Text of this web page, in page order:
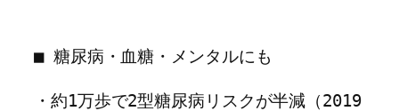
■ 糖尿病・血糖・メンタルにも
・約1万歩で2型糖尿病リスクが半減（2019